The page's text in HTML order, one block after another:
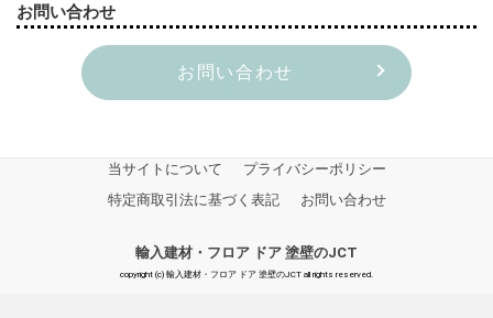
お問い合わせ
お問い合わせ
当サイトについて
プライバシーポリシー
特定商取引法に基づく表記
お問い合わせ
輸入建材・フロア ドア 塗壁のJCT
copyright (c) 輸入建材・フロア ドア 塗壁のJCT all rights reserved.